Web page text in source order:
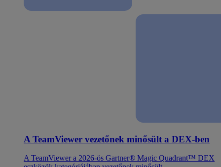
A TeamViewer vezetőnek minősült a DEX-ben
A TeamViewer a 2026-ös Gartner® Magic Quadrant™ DEX